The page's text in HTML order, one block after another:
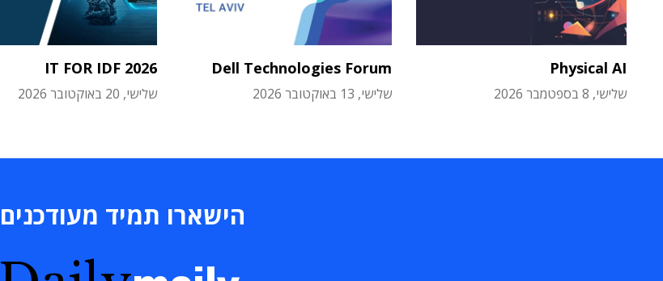
Physical AI
שלישי, 8 בספטמבר 2026
Dell Technologies Forum
שלישי, 13 באוקטובר 2026
IT FOR IDF 2026
שלישי, 20 באוקטובר 2026
הישארו תמיד מעודכנים